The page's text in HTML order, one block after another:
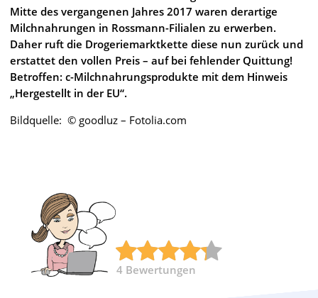
Mitte des vergangenen Jahres 2017 waren derartige
Milchnahrungen in Rossmann-Filialen zu erwerben.
Daher ruft die Drogeriemarktkette diese nun zurück und
erstattet den vollen Preis – auf bei fehlender Quittung!
Betroffen: c-Milchnahrungsprodukte mit dem Hinweis
„Hergestellt in der EU“.
Bildquelle: © goodluz – Fotolia.com
4 Bewertungen